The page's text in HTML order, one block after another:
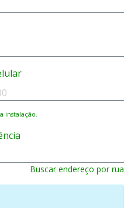
instalação.
Buscar endereço por rua